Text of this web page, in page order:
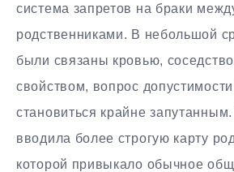
система запретов на браки
родственниками. В небольшой
были связаны кровью,
свойством, вопрос
становиться крайне
вводила более строгую карту
которой привыкало обычное